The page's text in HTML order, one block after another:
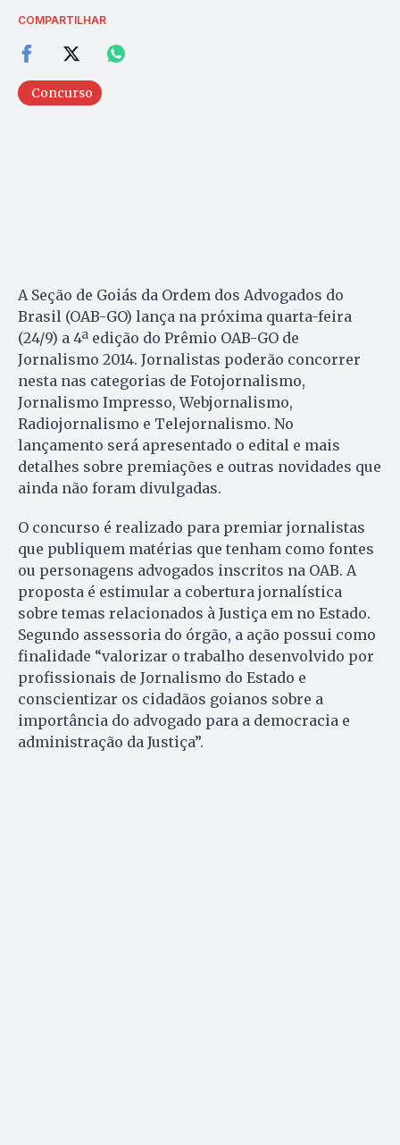
COMPARTILHAR
Concurso
A Seção de Goiás da Ordem dos Advogados do
Brasil (OAB-GO) lança na próxima quarta-feira
(24/9) a 4ª edição do Prêmio OAB-GO de
Jornalismo 2014. Jornalistas poderão concorrer
nesta nas categorias de Fotojornalismo,
Jornalismo Impresso, Webjornalismo,
Radiojornalismo e Telejornalismo. No
lançamento será apresentado o edital e mais
detalhes sobre premiações e outras novidades que
ainda não foram divulgadas.
O concurso é realizado para premiar jornalistas
que publiquem matérias que tenham como fontes
ou personagens advogados inscritos na OAB. A
proposta é estimular a cobertura jornalística
sobre temas relacionados à Justiça em no Estado.
Segundo assessoria do órgão, a ação possui como
finalidade “valorizar o trabalho desenvolvido por
profissionais de Jornalismo do Estado e
conscientizar os cidadãos goianos sobre a
importância do advogado para a democracia e
administração da Justiça”.